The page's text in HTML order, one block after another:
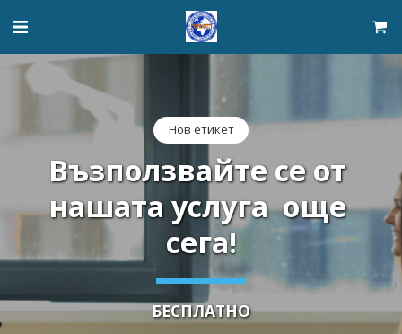
Нов етикет
Възползвайте се от
нашата услуга  още
сега!
БЕСПЛАТНО